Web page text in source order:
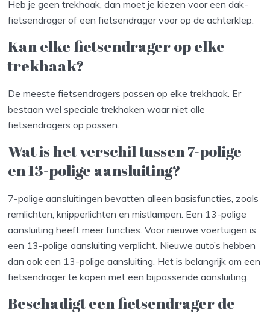
Heb je geen trekhaak, dan moet je kiezen voor een dak-
fietsendrager of een fietsendrager voor op de achterklep.
Kan elke fietsendrager op elke
trekhaak?
De meeste fietsendragers passen op elke trekhaak. Er
bestaan wel speciale trekhaken waar niet alle
fietsendragers op passen.
Wat is het verschil tussen 7-polige
en 13-polige aansluiting?
7-polige aansluitingen bevatten alleen basisfuncties, zoals
remlichten, knipperlichten en mistlampen. Een 13-polige
aansluiting heeft meer functies. Voor nieuwe voertuigen is
een 13-polige aansluiting verplicht. Nieuwe auto’s hebben
dan ook een 13-polige aansluiting. Het is belangrijk om een
fietsendrager te kopen met een bijpassende aansluiting.
Beschadigt een fietsendrager de